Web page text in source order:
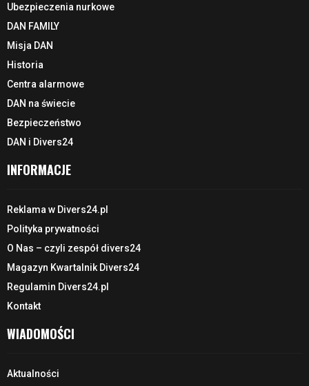
Ubezpieczenia nurkowe
DAN FAMILY
Misja DAN
Historia
Centra alarmowe
DAN na świecie
Bezpieczeństwo
DAN i Divers24
INFORMACJE
Reklama w Divers24.pl
Polityka prywatności
O Nas – czyli zespół divers24
Magazyn Kwartalnik Divers24
Regulamin Divers24.pl
Kontakt
WIADOMOŚCI
Aktualności